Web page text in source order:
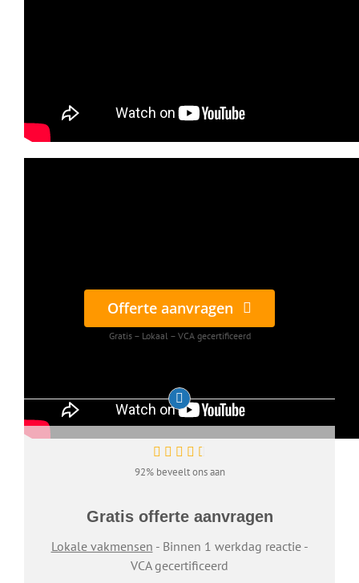
Offerte aanvragen
Gratis – Lokaal – VCA gecertificeerd
92% beveelt ons aan
Gratis offerte aanvragen
Lokale vakmensen - Binnen 1 werkdag reactie -
VCA gecertificeerd